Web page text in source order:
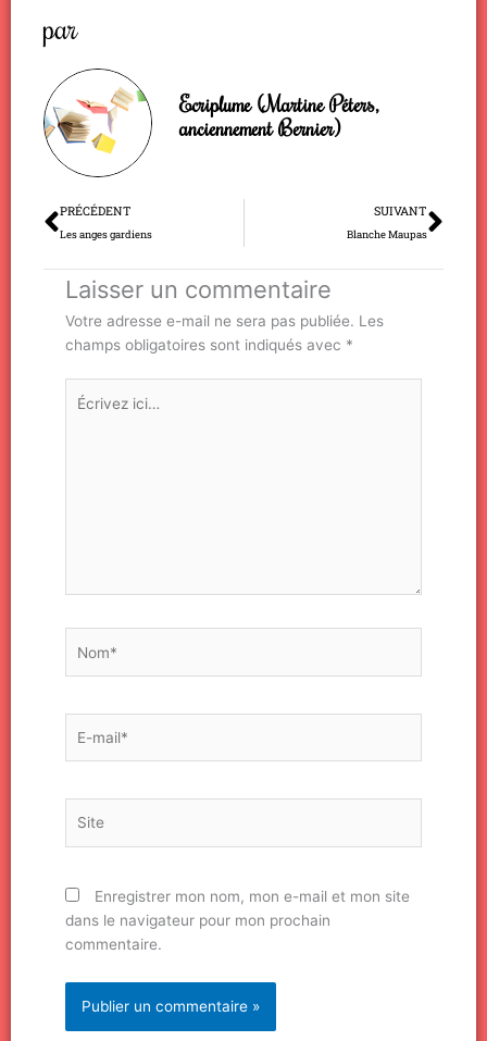
par
Ecriplume (Martine Péters,
anciennement Bernier)
Précédent
PRÉCÉDENT
Les anges gardiens
SUIVANT
Blanche Maupas
Laisser un commentaire
Votre adresse e-mail ne sera pas publiée. Les
champs obligatoires sont indiqués avec *
Écrivez
ici…
mail*
Enregistrer mon nom, mon e-mail et mon site
dans le navigateur pour mon prochain
commentaire.